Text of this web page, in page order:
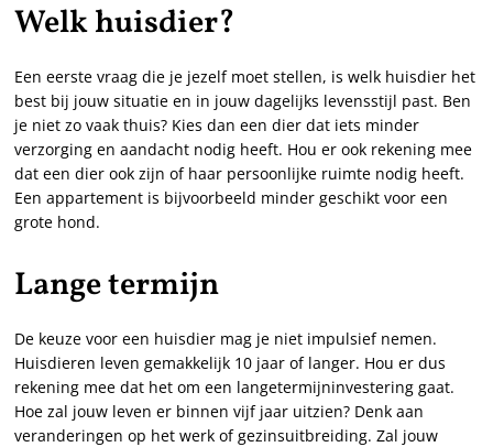
Welk huisdier?
Een eerste vraag die je jezelf moet stellen, is welk huisdier het
best bij jouw situatie en in jouw dagelijks levensstijl past. Ben
je niet zo vaak thuis? Kies dan een dier dat iets minder
verzorging en aandacht nodig heeft. Hou er ook rekening mee
dat een dier ook zijn of haar persoonlijke ruimte nodig heeft.
Een appartement is bijvoorbeeld minder geschikt voor een
grote hond.
Lange termijn
De keuze voor een huisdier mag je niet impulsief nemen.
Huisdieren leven gemakkelijk 10 jaar of langer. Hou er dus
rekening mee dat het om een langetermijninvestering gaat.
Hoe zal jouw leven er binnen vijf jaar uitzien? Denk aan
veranderingen op het werk of gezinsuitbreiding. Zal jouw